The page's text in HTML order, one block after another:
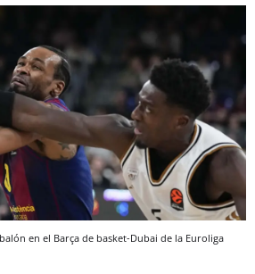
en el Barça de basket-Dubai de la Euroliga